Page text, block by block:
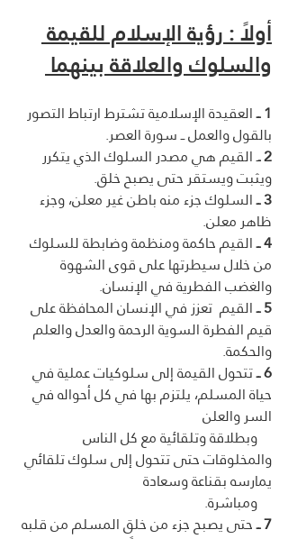
أولاً : رؤية الإسلام للقيمة
والسلوك والعلاقة بينهما
1 ــ العقيدة الإسلامية تشترط ارتباط التصور
بالقول والعمل ــ سورة العصر.
2 ــ القيم هي مصدر السلوك الذي يتكرر
ويثبت ويستقر حتى يصبح خلق.
3 ــ السلوك جزء منه باطن غير معلن، وجزء
ظاهر معلن.
4 ــ القيم حاكمة ومنظمة وضابطة للسلوك
من خلال سيطرتها على قوى الشهوة
والغضب الفطرية في الإنسان.
5 ــ القيم  تعزز في الإنسان المحافظة على
قيم الفطرة السوية الرحمة والعدل والعلم
والحكمة.
6 ــ تتحول القيمة إلى سلوكيات عملية في
حياة المسلم، يلتزم بها في كل أحواله في
السر والعلن
    وبطلاقة وتلقائية مع كل الناس
والمخلوقات حتى تتحول إلى سلوك تلقائي
يمارسه بقناعة وسعادة
7 ــ حتى يصبح جزء من خلق المسلم من قلبه